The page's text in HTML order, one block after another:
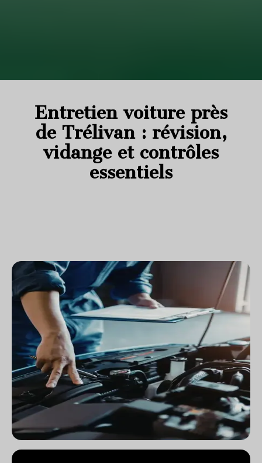
Entretien voiture près
de Trélivan : révision,
vidange et contrôles
essentiels